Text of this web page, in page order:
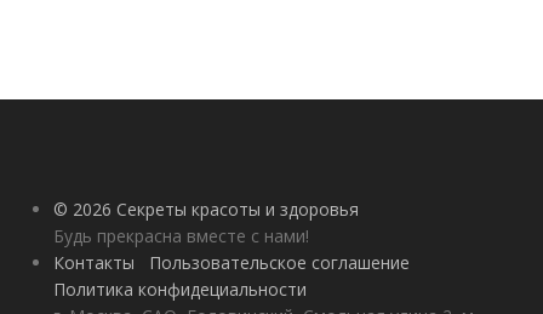
© 2026 Секреты красоты и здоровья
Будь прекрасна вместе с нами!
Контакты
Пользовательское соглашение
Политика конфидециальности